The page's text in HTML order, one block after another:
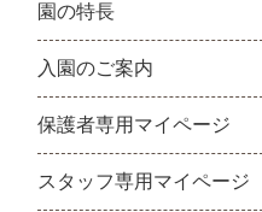
園の特長
入園のご案内
保護者専用マイページ
スタッフ専用マイページ